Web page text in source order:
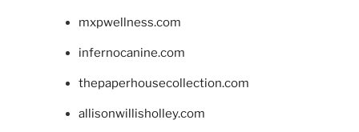
mxpwellness.com
infernocanine.com
thepaperhousecollection.com
allisonwillisholley.com